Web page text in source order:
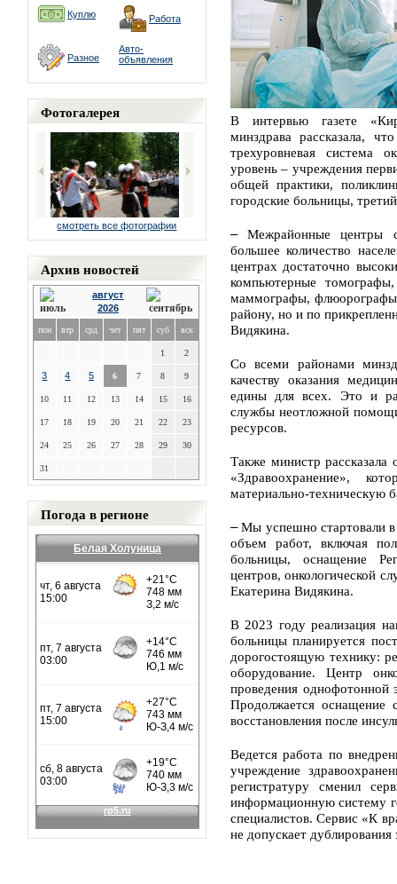
Куплю Работа
Разное
Авто-
объявления
Фотогалерея
смотреть все фотографии
Архив новостей
август
2026
пон втр срд чет пят суб вск
1 2
3 4 5 6 7 8 9
10 11 12 13 14 15 16
17 18 19 20 21 22 23
24 25 26 27 28 29 30
31
Погода в регионе
Белая Холуница
В интервью газете
минздрава рассказала,
трехуровневая система
уровень – учреждения
общей практики,
городские больницы,
–Межрайонные центры
большее количество
центрах достаточно
компьютерные
маммографы,
району, но и по
Видякина.
Со всеми районами
качеству оказания
едины для всех. Это и
службы неотложной
ресурсов.
Также министр рассказала
«Здравоохранение»,
материально-техническую
–Мы успешно стартовали
объем работ, включая
больницы, оснащение
центров, онкологической
Екатерина Видякина.
В 2023 году реализация
больницы планируется
дорогостоящую технику:
оборудование. Центр
проведения однофотонной
Продолжается оснащение
восстановления после
Ведется работа по
учреждение
регистратуру сменил
информационную систему
специалистов. Сервис «К
не допускает